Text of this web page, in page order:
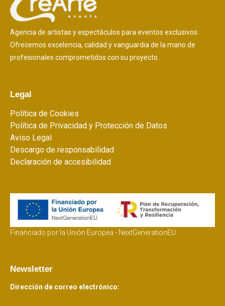
Agencia de artistas y espectáculos para eventos exclusivos.
Ofrecemos excelencia, calidad y vanguardia de la mano de
profesionales comprometidos con su proyecto.
Legal
Política de Cookies
Política de Privacidad y Protección de Datos
Aviso Legal
Descargo de responsabilidad
Declaración de accesibilidad
Financiado por la Unión Europea - NextGenerationEU
Newsletter
Dirección de correo electrónico: